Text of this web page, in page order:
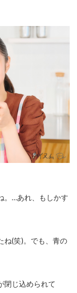
。…あれ、もしかす
ね(笑)。でも、青の
閉じ込められて